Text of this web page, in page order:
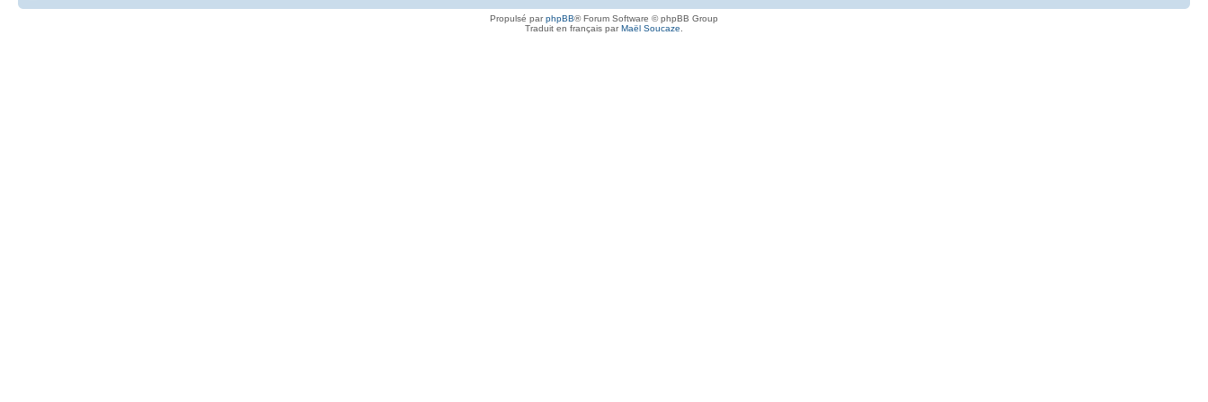
Propulsé parphpBB® Forum Software © phpBB Group
Traduit en français parMaël Soucaze